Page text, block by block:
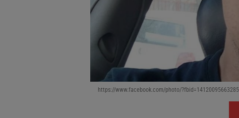
https://www.facebook.com/photo/